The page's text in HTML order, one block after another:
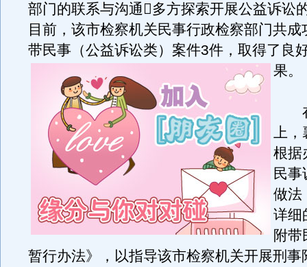
部门的联系与沟通多方探索开展公益诉讼
目前，该市检察机关民事行政检察部门共成
带民事（公益诉讼类）案件3件，取得了良
果。
在
上，
根据
民事
做法
详细
附带
暂行办法》，以指导该市检察机关开展刑事